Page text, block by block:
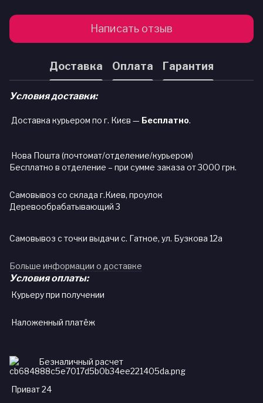
Написать отзыв
Доставка Оплата Гарантия
Условия доставки:
Доставка курьером по г. Києв — Бесплатно.
Нова Пошта (почтомат/отделение/курьером)
Бесплатно в отделение – при сумме заказа от 3000 грн.
Самовывоз со склада г.Киев, проулок
Деревообрабатывающий 3
Самовывоз с точки выдачи с. Гатное, ул. Бузкова 12а
Больше информации о доставке
Условия оплаты:
Курьеру при получении
Наложенный платёж
Безналичный расчет
Приват 24